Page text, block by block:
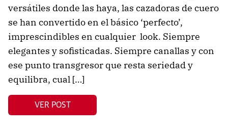
versátiles donde las haya, las cazadoras de cuero
se han convertido en el básico ‘perfecto’,
imprescindibles en cualquier look. Siempre
elegantes y sofisticadas. Siempre canallas y con
ese punto transgresor que resta seriedad y
equilibra, cual […]
VER POST